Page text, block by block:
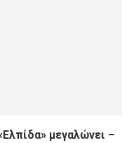
μεγαλώνει –